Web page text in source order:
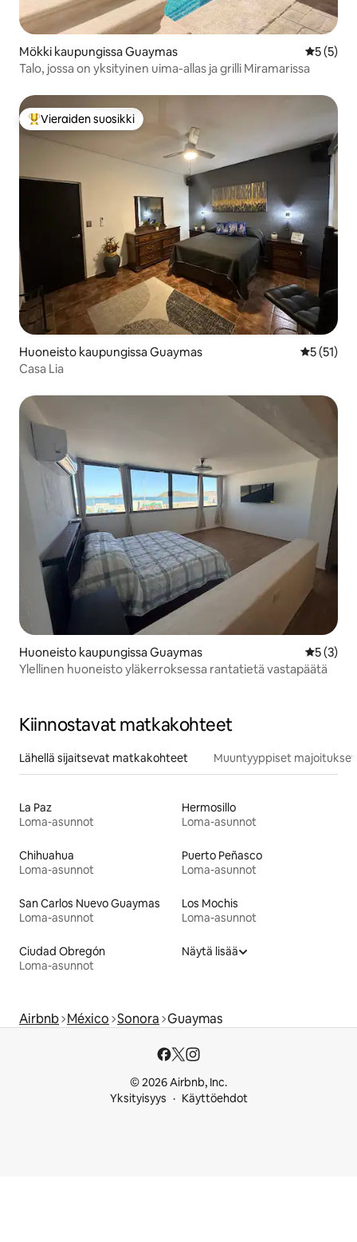
Mökki kaupungissa Guaymas
5 (5)
Talo, jossa on yksityinen uima-allas ja grilli Miramarissa
Vieraiden suosikkien parhaimmistoa
Vieraiden suosikki
Huoneisto kaupungissa Guaymas
5 (51)
Casa Lia
Huoneisto kaupungissa Guaymas
5 (3)
Ylellinen huoneisto yläkerroksessa rantatietä vastapäätä
Kiinnostavat matkakohteet
Lähellä sijaitsevat matkakohteet Muuntyyppiset majoitukset
La Paz
Loma-asunnot
Hermosillo
Loma-asunnot
Chihuahua
Loma-asunnot
Puerto Peñasco
Loma-asunnot
San Carlos Nuevo Guaymas
Loma-asunnot
Los Mochis
Loma-asunnot
Ciudad Obregón
Loma-asunnot
Näytä lisää
Airbnb México Sonora Guaymas
© 2026 Airbnb, Inc.
Yksityisyys
Käyttöehdot